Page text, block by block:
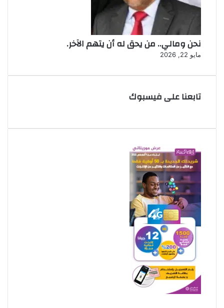
نحن ومالي.. من يحق له أن يتهم الآخر.
مايو 22, 2026
تابعنا على فيسبوك